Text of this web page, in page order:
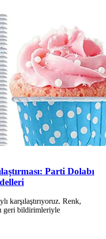
Parti Dolabı
karşılaştırıyoruz. Renk,
geri bildirimleriyle